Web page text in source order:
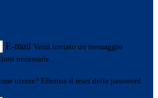
E-mail Verrà inviato un messaggio
necessarie.
utente? Effettua il reset della password